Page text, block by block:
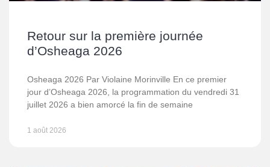
Retour sur la première journée
d’Osheaga 2026
Osheaga 2026 Par Violaine Morinville En ce premier
jour d’Osheaga 2026, la programmation du vendredi 31
juillet 2026 a bien amorcé la fin de semaine
1 août 2026